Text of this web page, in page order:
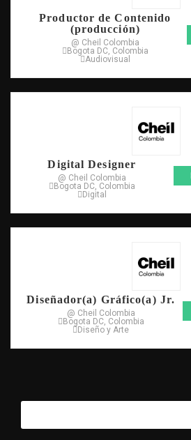
Productor de Contenido
(producción)
@ Cheil Colombia
Bogota DC, Colombia
Audiovisual
Digital Designer
@ Cheil Colombia
Bogota DC, Colombia
Digital
Diseñador(a) Gráfico(a) Jr.
@ Cheil Colombia
Bogota DC, Colombia
Diseño y Arte